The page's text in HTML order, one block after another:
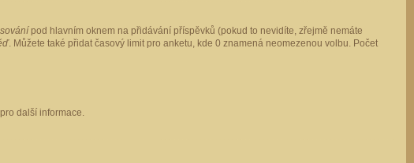
pod hlavním oknem na přidávání příspěvků (pokud to nevidíte, zřejmě nemáte
. Můžete také přidat časový limit pro anketu, kde 0 znamená neomezenou volbu. Počet
další informace.